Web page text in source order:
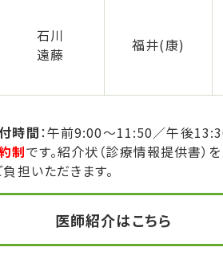
石川
遠藤
福井(康)
時間 午前9:00～11:50／午後
制です。紹介状（診療情報提供書
負担いただきます。
医師紹介はこちら